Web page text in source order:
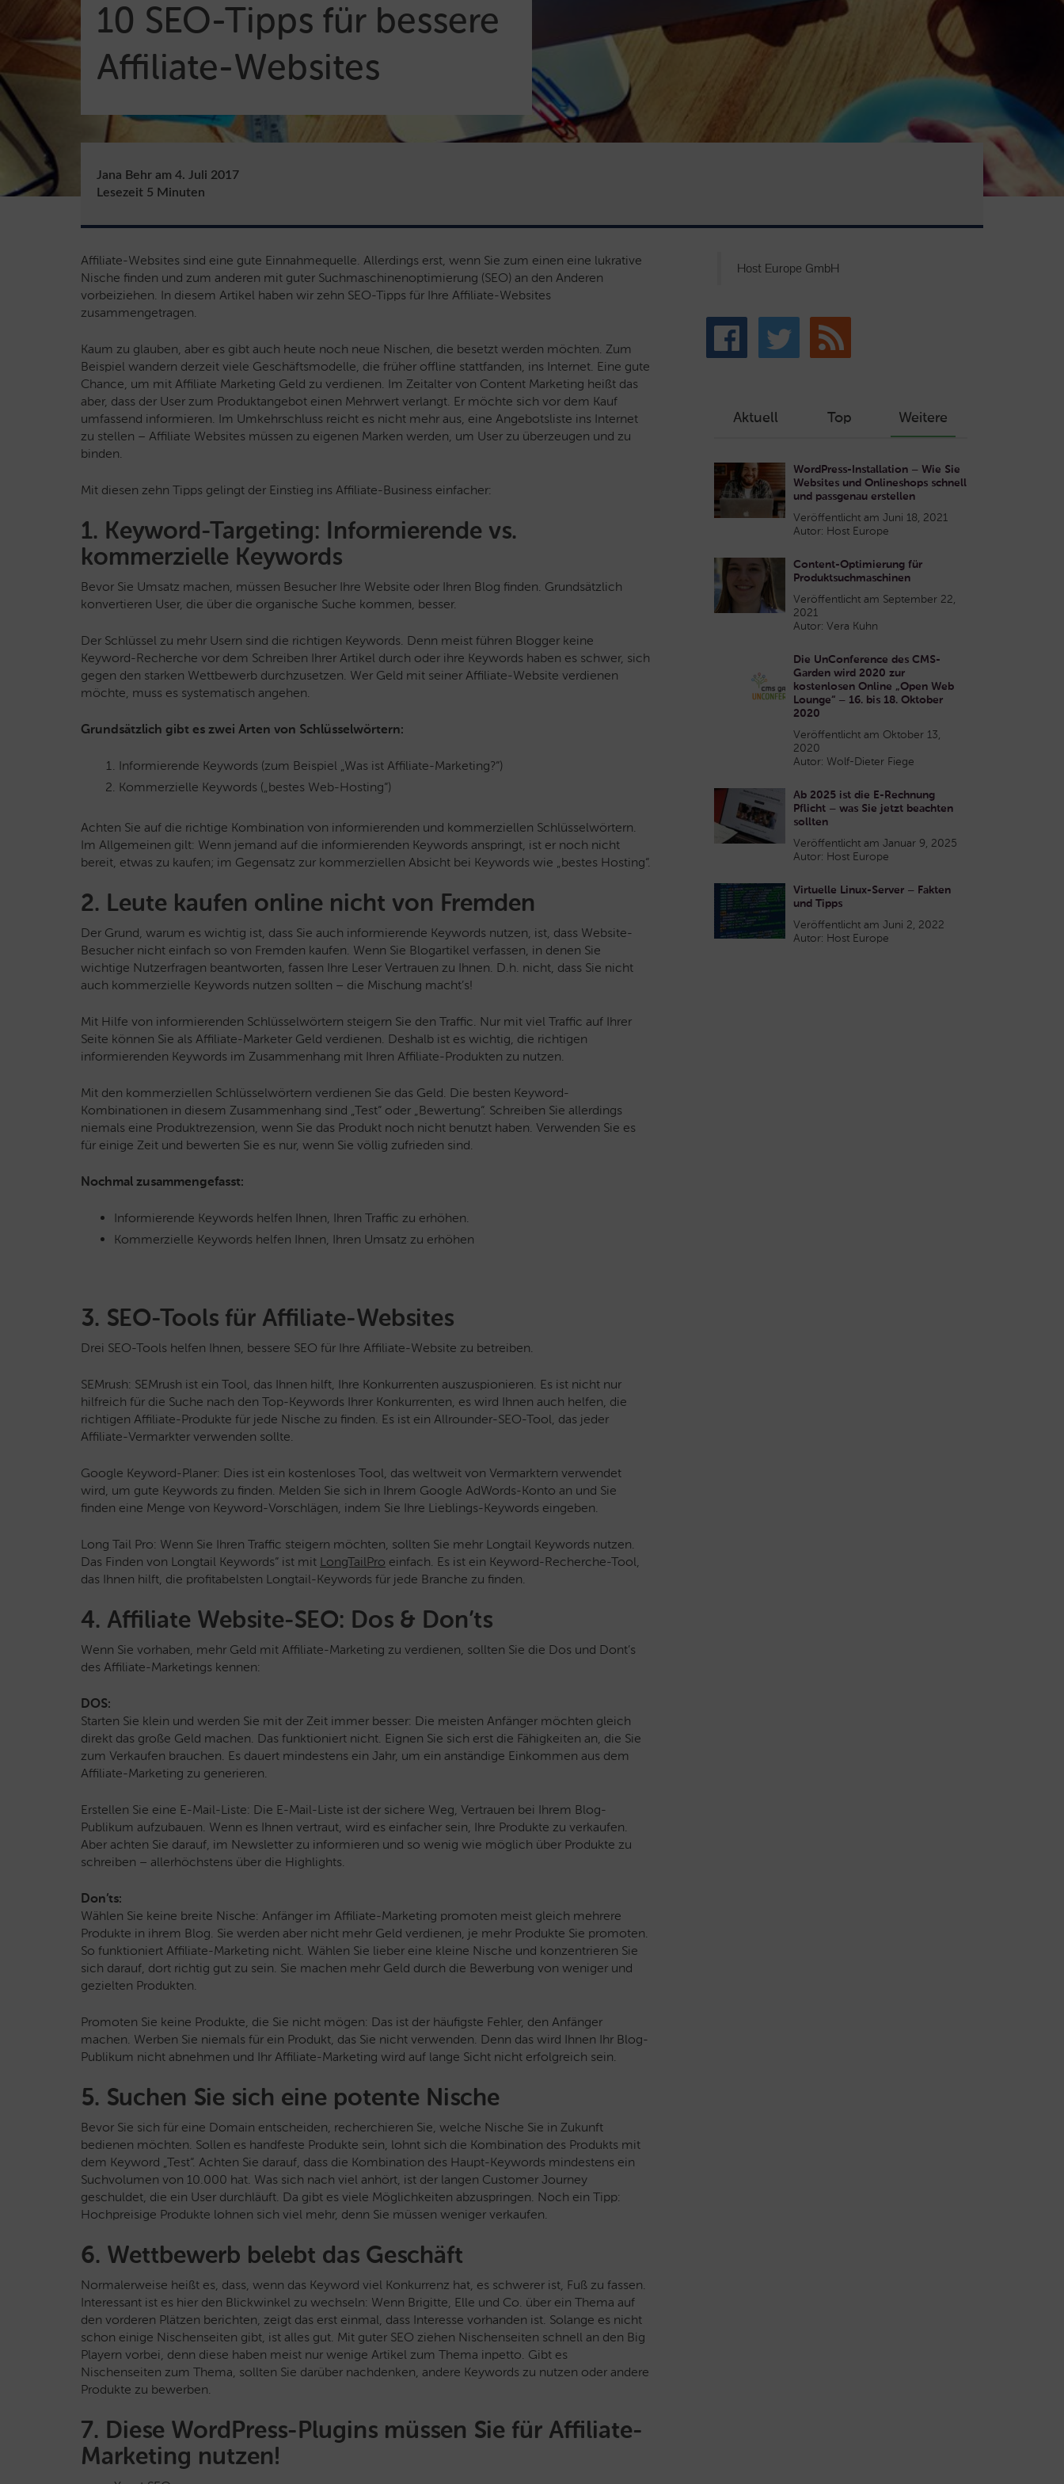
10 SEO-Tipps für bessere
Affiliate-Websites
Jana Behr am 4. Juli 2017
Lesezeit 5 Minuten
Affiliate-Websites sind eine gute Einnahmequelle. Allerdings erst, wenn Sie zum einen eine lukrative
Nische finden und zum anderen mit guter Suchmaschinenoptimierung (SEO) an den Anderen
vorbeiziehen. In diesem Artikel haben wir zehn SEO-Tipps für Ihre Affiliate-Websites
zusammengetragen.
Kaum zu glauben, aber es gibt auch heute noch neue Nischen, die besetzt werden möchten. Zum
Beispiel wandern derzeit viele Geschäftsmodelle, die früher offline stattfanden, ins Internet. Eine gute
Chance, um mit Affiliate Marketing Geld zu verdienen. Im Zeitalter von Content Marketing heißt das
aber, dass der User zum Produktangebot einen Mehrwert verlangt. Er möchte sich vor dem Kauf
umfassend informieren. Im Umkehrschluss reicht es nicht mehr aus, eine Angebotsliste ins Internet
zu stellen – Affiliate Websites müssen zu eigenen Marken werden, um User zu überzeugen und zu
binden.
Mit diesen zehn Tipps gelingt der Einstieg ins Affiliate-Business einfacher:
1. Keyword-Targeting: Informierende vs.
kommerzielle Keywords
Bevor Sie Umsatz machen, müssen Besucher Ihre Website oder Ihren Blog finden. Grundsätzlich
konvertieren User, die über die organische Suche kommen, besser.
Der Schlüssel zu mehr Usern sind die richtigen Keywords. Denn meist führen Blogger keine
Keyword-Recherche vor dem Schreiben Ihrer Artikel durch oder ihre Keywords haben es schwer, sich
gegen den starken Wettbewerb durchzusetzen. Wer Geld mit seiner Affiliate-Website verdienen
möchte, muss es systematisch angehen.
Grundsätzlich gibt es zwei Arten von Schlüsselwörtern:
Informierende Keywords (zum Beispiel „Was ist Affiliate-Marketing?“)
Kommerzielle Keywords („bestes Web-Hosting“)
Achten Sie auf die richtige Kombination von informierenden und kommerziellen Schlüsselwörtern.
Im Allgemeinen gilt: Wenn jemand auf die informierenden Keywords anspringt, ist er noch nicht
bereit, etwas zu kaufen; im Gegensatz zur kommerziellen Absicht bei Keywords wie „bestes Hosting“.
2. Leute kaufen online nicht von Fremden
Der Grund, warum es wichtig ist, dass Sie auch informierende Keywords nutzen, ist, dass Website-
Besucher nicht einfach so von Fremden kaufen. Wenn Sie Blogartikel verfassen, in denen Sie
wichtige Nutzerfragen beantworten, fassen Ihre Leser Vertrauen zu Ihnen. D.h. nicht, dass Sie nicht
auch kommerzielle Keywords nutzen sollten – die Mischung macht’s!
Mit Hilfe von informierenden Schlüsselwörtern steigern Sie den Traffic. Nur mit viel Traffic auf Ihrer
Seite können Sie als Affiliate-Marketer Geld verdienen. Deshalb ist es wichtig, die richtigen
informierenden Keywords im Zusammenhang mit Ihren Affiliate-Produkten zu nutzen.
Mit den kommerziellen Schlüsselwörtern verdienen Sie das Geld. Die besten Keyword-
Kombinationen in diesem Zusammenhang sind „Test“ oder „Bewertung“. Schreiben Sie allerdings
niemals eine Produktrezension, wenn Sie das Produkt noch nicht benutzt haben. Verwenden Sie es
für einige Zeit und bewerten Sie es nur, wenn Sie völlig zufrieden sind.
Nochmal zusammengefasst:
Informierende Keywords helfen Ihnen, Ihren Traffic zu erhöhen.
Kommerzielle Keywords helfen Ihnen, Ihren Umsatz zu erhöhen
3. SEO-Tools für Affiliate-Websites
Drei SEO-Tools helfen Ihnen, bessere SEO für Ihre Affiliate-Website zu betreiben.
SEMrush: SEMrush ist ein Tool, das Ihnen hilft, Ihre Konkurrenten auszuspionieren. Es ist nicht nur
hilfreich für die Suche nach den Top-Keywords Ihrer Konkurrenten, es wird Ihnen auch helfen, die
richtigen Affiliate-Produkte für jede Nische zu finden. Es ist ein Allrounder-SEO-Tool, das jeder
Affiliate-Vermarkter verwenden sollte.
Google Keyword-Planer: Dies ist ein kostenloses Tool, das weltweit von Vermarktern verwendet
wird, um gute Keywords zu finden. Melden Sie sich in Ihrem Google AdWords-Konto an und Sie
finden eine Menge von Keyword-Vorschlägen, indem Sie Ihre Lieblings-Keywords eingeben.
Long Tail Pro: Wenn Sie Ihren Traffic steigern möchten, sollten Sie mehr Longtail Keywords nutzen.
Das Finden von Longtail Keywords“ ist mit LongTailPro einfach. Es ist ein Keyword-Recherche-Tool,
das Ihnen hilft, die profitabelsten Longtail-Keywords für jede Branche zu finden.
4. Affiliate Website-SEO: Dos & Don’ts
Wenn Sie vorhaben, mehr Geld mit Affiliate-Marketing zu verdienen, sollten Sie die Dos und Dont’s
des Affiliate-Marketings kennen:
DOS:
Starten Sie klein und werden Sie mit der Zeit immer besser: Die meisten Anfänger möchten gleich
direkt das große Geld machen. Das funktioniert nicht. Eignen Sie sich erst die Fähigkeiten an, die Sie
zum Verkaufen brauchen. Es dauert mindestens ein Jahr, um ein anständige Einkommen aus dem
Affiliate-Marketing zu generieren.
Erstellen Sie eine E-Mail-Liste: Die E-Mail-Liste ist der sichere Weg, Vertrauen bei Ihrem Blog-
Publikum aufzubauen. Wenn es Ihnen vertraut, wird es einfacher sein, Ihre Produkte zu verkaufen.
Aber achten Sie darauf, im Newsletter zu informieren und so wenig wie möglich über Produkte zu
schreiben – allerhöchstens über die Highlights.
Don’ts:
Wählen Sie keine breite Nische: Anfänger im Affiliate-Marketing promoten meist gleich mehrere
Produkte in ihrem Blog. Sie werden aber nicht mehr Geld verdienen, je mehr Produkte Sie promoten.
So funktioniert Affiliate-Marketing nicht. Wählen Sie lieber eine kleine Nische und konzentrieren Sie
sich darauf, dort richtig gut zu sein. Sie machen mehr Geld durch die Bewerbung von weniger und
gezielten Produkten.
Promoten Sie keine Produkte, die Sie nicht mögen: Das ist der häufigste Fehler, den Anfänger
machen. Werben Sie niemals für ein Produkt, das Sie nicht verwenden. Denn das wird Ihnen Ihr Blog-
Publikum nicht abnehmen und Ihr Affiliate-Marketing wird auf lange Sicht nicht erfolgreich sein.
5. Suchen Sie sich eine potente Nische
Bevor Sie sich für eine Domain entscheiden, recherchieren Sie, welche Nische Sie in Zukunft
bedienen möchten. Sollen es handfeste Produkte sein, lohnt sich die Kombination des Produkts mit
dem Keyword „Test“. Achten Sie darauf, dass die Kombination des Haupt-Keywords mindestens ein
Suchvolumen von 10.000 hat. Was sich nach viel anhört, ist der langen Customer Journey
geschuldet, die ein User durchläuft. Da gibt es viele Möglichkeiten abzuspringen. Noch ein Tipp:
Hochpreisige Produkte lohnen sich viel mehr, denn Sie müssen weniger verkaufen.
6. Wettbewerb belebt das Geschäft
Normalerweise heißt es, dass, wenn das Keyword viel Konkurrenz hat, es schwerer ist, Fuß zu fassen.
Interessant ist es hier den Blickwinkel zu wechseln: Wenn Brigitte, Elle und Co. über ein Thema auf
den vorderen Plätzen berichten, zeigt das erst einmal, dass Interesse vorhanden ist. Solange es nicht
schon einige Nischenseiten gibt, ist alles gut. Mit guter SEO ziehen Nischenseiten schnell an den Big
Playern vorbei, denn diese haben meist nur wenige Artikel zum Thema inpetto. Gibt es
Nischenseiten zum Thema, sollten Sie darüber nachdenken, andere Keywords zu nutzen oder andere
Produkte zu bewerben.
7. Diese WordPress-Plugins müssen Sie für Affiliate-
Marketing nutzen!
Host Europe GmbH
Aktuell Top Weitere
WordPress-Installation – Wie Sie
Websites und Onlineshops schnell
und passgenau erstellen
Veröffentlicht am Juni 18, 2021
Autor: Host Europe
Content-Optimierung für
Produktsuchmaschinen
Veröffentlicht am September 22,
2021
Autor: Vera Kuhn
Die UnConference des CMS-
Garden wird 2020 zur
kostenlosen Online „Open Web
Lounge“ – 16. bis 18. Oktober
2020
Veröffentlicht am Oktober 13,
2020
Autor: Wolf-Dieter Fiege
Ab 2025 ist die E-Rechnung
Pflicht – was Sie jetzt beachten
sollten
Veröffentlicht am Januar 9, 2025
Autor: Host Europe
Virtuelle Linux-Server – Fakten
und Tipps
Veröffentlicht am Juni 2, 2022
Autor: Host Europe